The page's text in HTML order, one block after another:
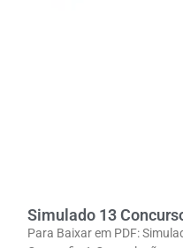
Simulado 13
Para Baixar em PDF: